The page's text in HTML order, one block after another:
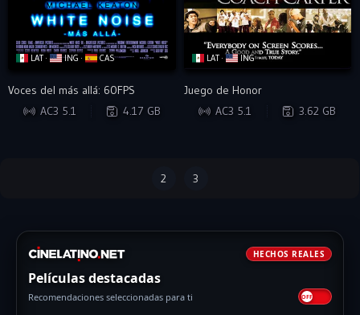
LAT · ING · CAS
BRRIP
Voces del más allá: 60FPS
AC3 5.1
4.17 GB
LAT · ING
BRRIP
Juego de Honor
AC3 5.1
3.62 GB
2 3
HECHOS REALES
Películas destacadas
Recomendaciones seleccionadas para ti